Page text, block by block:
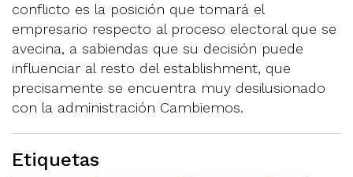
conflicto es la posición que tomará el
empresario respecto al proceso electoral que se
avecina, a sabiendas que su decisión puede
influenciar al resto del establishment, que
precisamente se encuentra muy desilusionado
con la administración Cambiemos.
Etiquetas